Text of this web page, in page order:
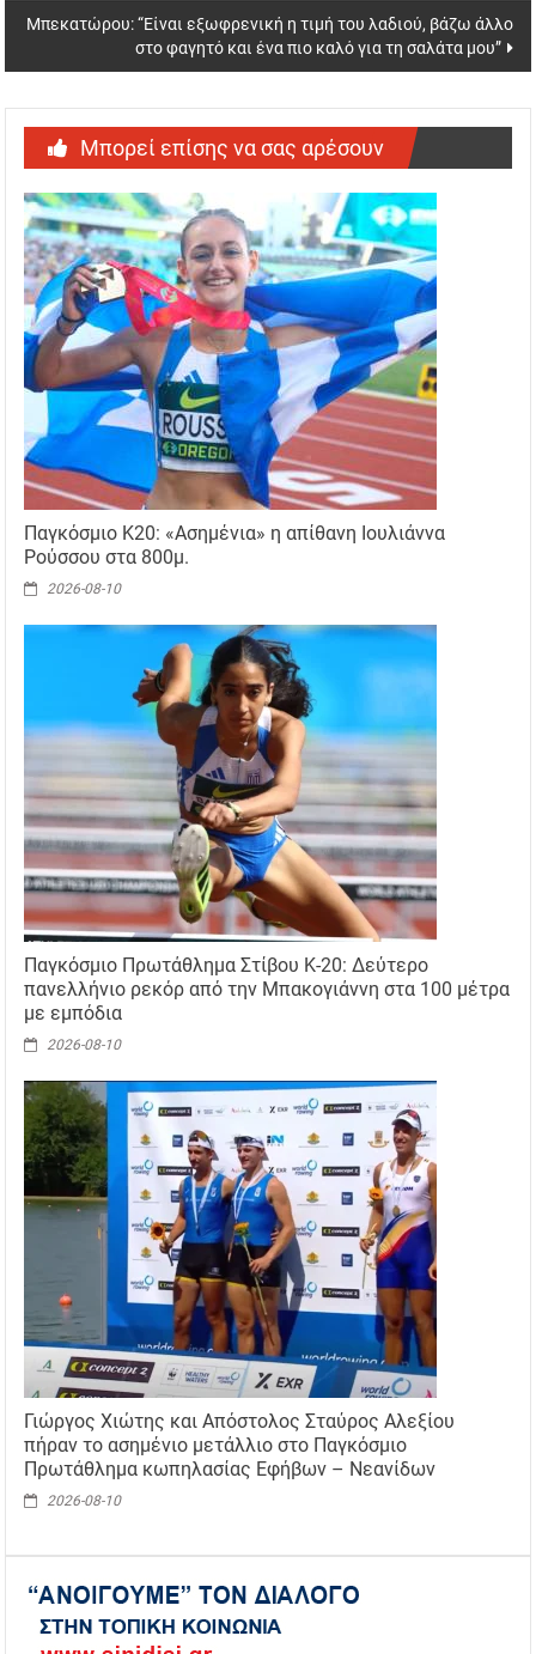
Μπεκατώρου: “Είναι εξωφρενική η τιμή του λαδιού, βάζω άλλο
στο φαγητό και ένα πιο καλό για τη σαλάτα μου”
Μπορεί επίσης να σας αρέσουν
Παγκόσμιο Κ20: «Ασημένια» η απίθανη Ιουλιάννα
Ρούσσου στα 800μ.
2026-08-10
Παγκόσμιο Πρωτάθλημα Στίβου Κ-20: Δεύτερο
πανελλήνιο ρεκόρ από την Μπακογιάννη στα 100 μέτρα
με εμπόδια
2026-08-10
Γιώργος Χιώτης και Απόστολος Σταύρος Αλεξίου
πήραν το ασημένιο μετάλλιο στο Παγκόσμιο
Πρωτάθλημα κωπηλασίας Εφήβων – Νεανίδων
2026-08-10